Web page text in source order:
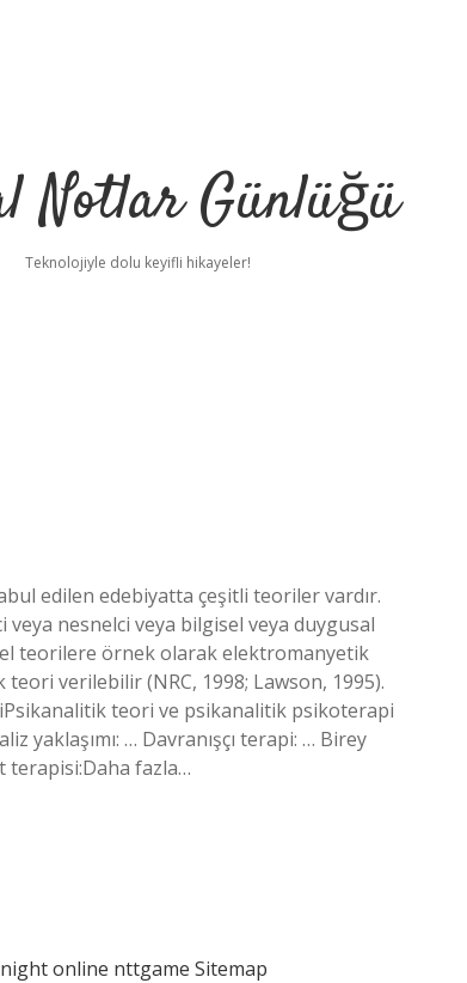
Notlar Günlüğü
Teknolojiyle dolu keyifli hikayeler!
edilen edebiyatta çeşitli teoriler vardır.
veya nesnelci veya bilgisel veya duygusal
teorilere örnek olarak elektromanyetik
verilebilir (NRC, 1998; Lawson, 1995).
teori ve psikanalitik psikoterapi
yaklaşımı: … Davranışçı terapi: … Birey
terapisi:Daha fazla…
online nttgame Sitemap